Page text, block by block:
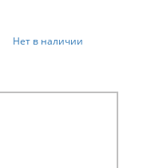
Нет в наличии